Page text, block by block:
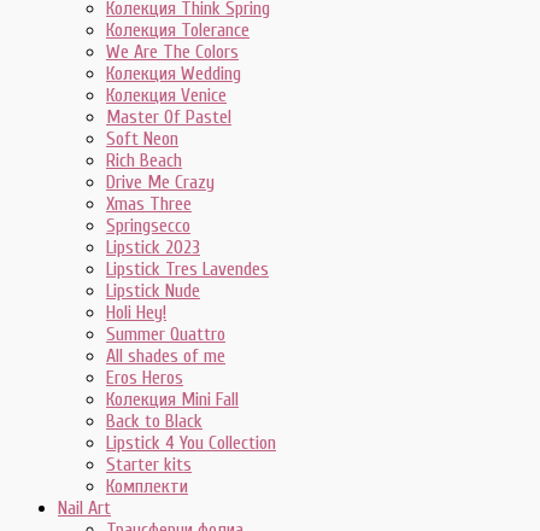
Колекция Think Spring
Колекция Tolerance
We Are The Colors
Колекция Wedding
Колекция Venice
Master Of Pastel
Soft Neon
Rich Beach
Drive Me Crazy
Xmas Three
Springsecco
Lipstick 2023
Lipstick Tres Lavendes
Lipstick Nude
Holi Hey!
Summer Quattro
All shades of me
Eros Heros
Колекция Mini Fall
Back to Black
Lipstick 4 You Collection
Starter kits
Комплекти
Nail Art